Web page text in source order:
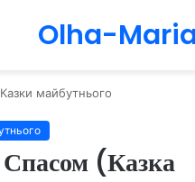
Olha-
Казки майбутнього
(Казка